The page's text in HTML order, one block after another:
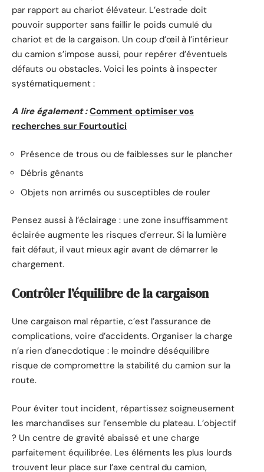
par rapport au chariot élévateur. L’estrade doit
pouvoir supporter sans faillir le poids cumulé du
chariot et de la cargaison. Un coup d’œil à l’intérieur
du camion s’impose aussi, pour repérer d’éventuels
défauts ou obstacles. Voici les points à inspecter
systématiquement :
A lire également : Comment optimiser vos
recherches sur Fourtoutici
Présence de trous ou de faiblesses sur le plancher
Débris gênants
Objets non arrimés ou susceptibles de rouler
Pensez aussi à l’éclairage : une zone insuffisamment
éclairée augmente les risques d’erreur. Si la lumière
fait défaut, il vaut mieux agir avant de démarrer le
chargement.
Contrôler l’équilibre de la cargaison
Une cargaison mal répartie, c’est l’assurance de
complications, voire d’accidents. Organiser la charge
n’a rien d’anecdotique : le moindre déséquilibre
risque de compromettre la stabilité du camion sur la
route.
Pour éviter tout incident, répartissez soigneusement
les marchandises sur l’ensemble du plateau. L’objectif
? Un centre de gravité abaissé et une charge
parfaitement équilibrée. Les éléments les plus lourds
trouvent leur place sur l’axe central du camion,